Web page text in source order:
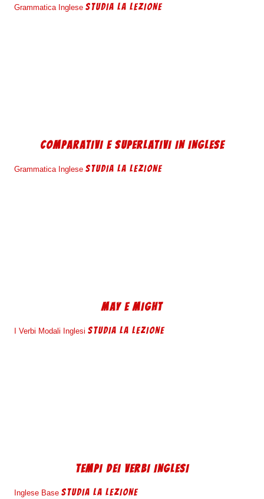
Grammatica Inglese STUDIA LA LEZIONE
COMPARATIVI E SUPERLATIVI IN INGLESE
Grammatica Inglese STUDIA LA LEZIONE
MAY E MIGHT
I Verbi Modali Inglesi STUDIA LA LEZIONE
TEMPI DEI VERBI INGLESI
Inglese Base STUDIA LA LEZIONE